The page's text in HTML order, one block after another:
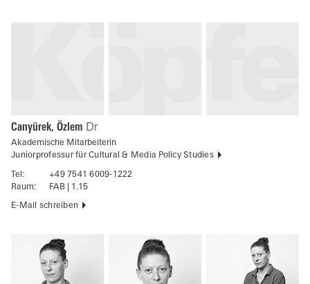
Canyürek, Özlem Dr
Akademische Mitarbeiterin
Juniorprofessur für Cultural & Media Policy Studies
Tel:
+49 7541 6009-1222
Raum:
FAB | 1.15
E-Mail schreiben